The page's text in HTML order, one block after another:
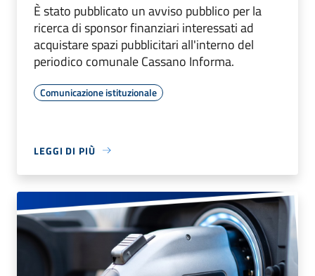
È stato pubblicato un avviso pubblico per la
ricerca di sponsor finanziari interessati ad
acquistare spazi pubblicitari all'interno del
periodico comunale Cassano Informa.
Comunicazione istituzionale
LEGGI DI PIÙ